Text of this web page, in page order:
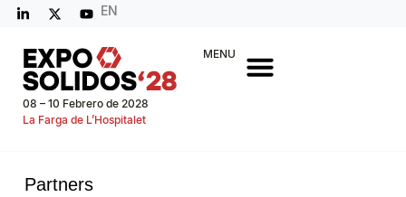
EN
08 – 10 Febrero de 2028
La Farga de L’Hospitalet
MENU
Partners